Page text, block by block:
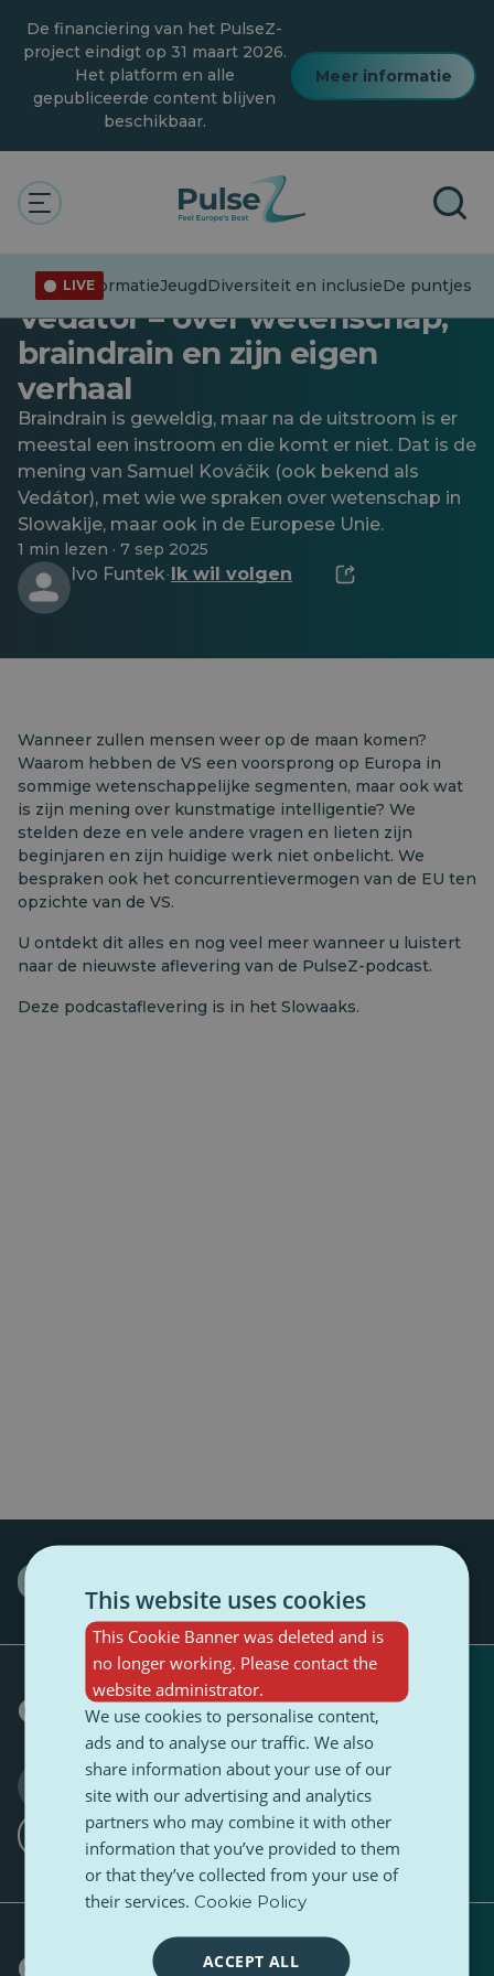
naar
hoofdinhoud
De financiering van het PulseZ-
project eindigt op 31 maart 2026.
Het platform en alle
gepubliceerde content blijven
beschikbaar.
Meer informatie
LIVE
DesinformatieJeugdDiversiteit en inclusieDe puntjes
De puntjes op de i zetten Jeugd Technologie
Interview met Samuel
Kováčik – ook bekend als
Vedátor – over wetenschap,
braindrain en zijn eigen
verhaal
Braindrain is geweldig, maar na de uitstroom is er
meestal een instroom en die komt er niet. Dat is de
mening van Samuel Kováčik (ook bekend als
Vedátor), met wie we spraken over wetenschap in
Slowakije, maar ook in de Europese Unie.
1 min lezen · 7 sep 2025
Ivo Funtek· Ik wil volgen
Wanneer zullen mensen weer op de maan komen?
Waarom hebben de VS een voorsprong op Europa in
sommige wetenschappelijke segmenten, maar ook wat
is zijn mening over kunstmatige intelligentie? We
stelden deze en vele andere vragen en lieten zijn
beginjaren en zijn huidige werk niet onbelicht. We
bespraken ook het concurrentievermogen van de EU ten
opzichte van de VS.
U ontdekt dit alles en nog veel meer wanneer u luistert
naar de nieuwste aflevering van de PulseZ-podcast.
Deze podcastaflevering is in het Slowaaks.
Geschreven door
Ivo Funtek
0 Volger· 1 Volger
Ik wil volgen
This website uses cookies
This Cookie Banner was deleted and is
no longer working. Please contact the
website administrator.
We use cookies to personalise content,
ads and to analyse our traffic. We also
share information about your use of our
site with our advertising and analytics
partners who may combine it with other
information that you’ve provided to them
or that they’ve collected from your use of
their services. Cookie Policy
ACCEPT ALL